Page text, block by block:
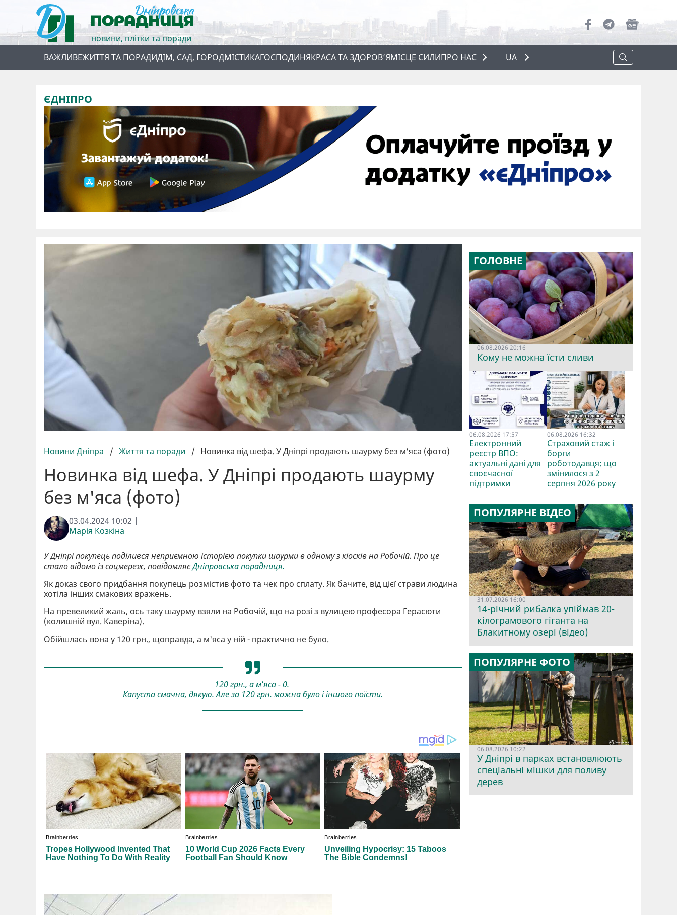
новини, плітки та поради
ВАЖЛИВЕЖИТТЯ ТА ПОРАДИДІМ, САД, ГОРОДМІСТИКАГОСПОДИНЯКРАСА ТА ЗДОРОВ’ЯМІСЦЕ СИЛИПРО НАС
ПРО НАС
UA
ЄДНІПРО
Новини Дніпра / Життя та поради / Новинка від шефа. У Дніпрі продають шаурму без м'яса (фото)
Новинка від шефа. У Дніпрі продають шаурму
без м'яса (фото)
03.04.2024 10:02 |
Марія Козкіна
У Дніпрі покупець поділився неприємною історією покупки шаурми в одному з кіосків на Робочій. Про це
стало відомо із соцмереж, повідомляєДніпровська порадниця.
Як доказ свого придбання покупець розмістив фото та чек про сплату. Як бачите, від цієї страви людина
хотіла інших смакових вражень.
На превеликий жаль, ось таку шаурму взяли на Робочій, що на розі з вулицею професора Герасюти
(колишній вул. Каверіна).
Обійшлась вона у 120 грн., щоправда, а м'яса у ній - практично не було.
120 грн., а м'яса - 0.
Капуста смачна, дякую. Але за 120 грн. можна було і іншого поїсти.
ГОЛОВНЕ
06.08.2026 20:16
Кому не можна їсти сливи
06.08.2026 17:57
Електронний
реєстр ВПО:
актуальні дані для
своєчасної
підтримки
06.08.2026 16:32
Страховий стаж і
борги
роботодавця: що
змінилося з 2
серпня 2026 року
ПОПУЛЯРНЕ ВІДЕО
31.07.2026 16:00
14-річний рибалка упіймав 20-
кілограмового гіганта на
Блакитному озері (відео)
ПОПУЛЯРНЕ ФОТО
06.08.2026 10:22
У Дніпрі в парках встановлюють
спеціальні мішки для поливу
дерев